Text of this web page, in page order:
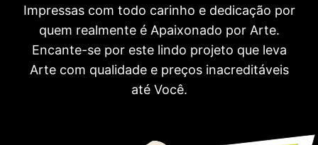
Impressas com todo carinho e dedicação por
quem realmente é Apaixonado por Arte.
Encante-se por este lindo projeto que leva
Arte com qualidade e preços inacreditáveis
até Você.